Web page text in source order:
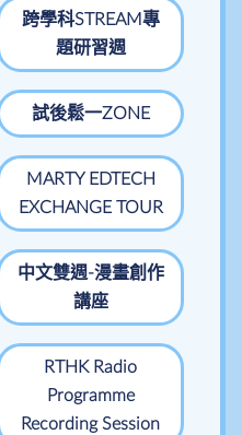
跨學科STREAM專
題研習週
試後鬆一ZONE
MARTY EDTECH
EXCHANGE TOUR
中文雙週-漫畫創作
講座
RTHK Radio
Programme
Recording Session